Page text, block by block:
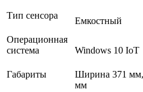
Тип сенсора
Емкостный
Операционная
система
Windows 10 IoT
Габариты
Ширина 371 мм,
мм